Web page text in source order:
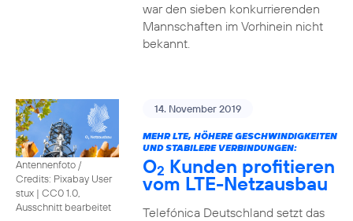
war den sieben konkurrierenden
Mannschaften im Vorhinein nicht
bekannt.
Antennenfoto /
Credits: Pixabay User
stux | CC0 1.0,
Ausschnitt bearbeitet
14. November 2019
MEHR LTE, HÖHERE GESCHWINDIGKEITEN
UND STABILERE VERBINDUNGEN:
O2 Kunden profitieren
vom LTE-Netzausbau
Telefónica Deutschland setzt das